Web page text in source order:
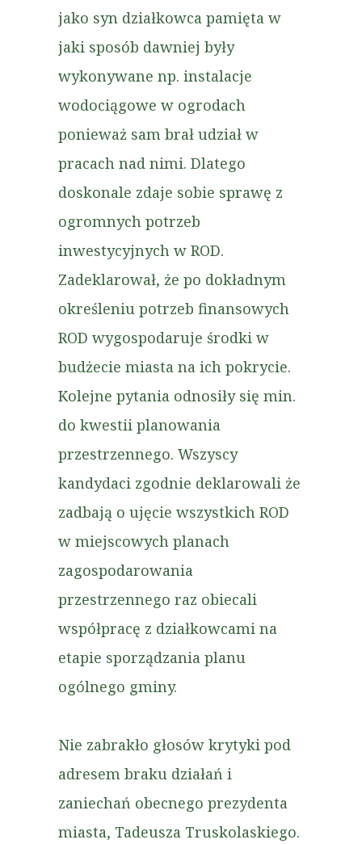
jako syn działkowca pamięta w
jaki sposób dawniej były
wykonywane np. instalacje
wodociągowe w ogrodach
ponieważ sam brał udział w
pracach nad nimi. Dlatego
doskonale zdaje sobie sprawę z
ogromnych potrzeb
inwestycyjnych w ROD.
Zadeklarował, że po dokładnym
określeniu potrzeb finansowych
ROD wygospodaruje środki w
budżecie miasta na ich pokrycie.
Kolejne pytania odnosiły się min.
do kwestii planowania
przestrzennego. Wszyscy
kandydaci zgodnie deklarowali że
zadbają o ujęcie wszystkich ROD
w miejscowych planach
zagospodarowania
przestrzennego raz obiecali
współpracę z działkowcami na
etapie sporządzania planu
ogólnego gminy.
Nie zabrakło głosów krytyki pod
adresem braku działań i
zaniechań obecnego prezydenta
miasta, Tadeusza Truskolaskiego.